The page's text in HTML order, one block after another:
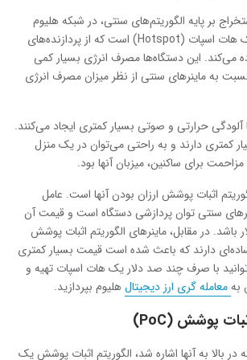
بر پایه الگوریتم‌های سنتی، در شبکه هلیوم
هات اسپات (Hotspot) است که از پردازنده‌های
می‌کند. این دستگاه‌ها مصرف انرژی بسیار کمی
نسبت به ماینرهای سنتی از نظر میزان مصرف انرژی
حرارتی و صوتی بسیار کمتری ایجاد می‌کنند.
کمتری دارند و به راحتی می‌توان در یک منزل
برای ساکنین، میزبان آنها بود.
اثبات پوشش ارزان بودن آنها است. عامل
سنتی توان پردازشی دستگاه است و قیمت آن
باشد. در مقابل، ماینرهای الگوریتم اثبات پوشش
دارند که باعث شده است قیمت بسیار کمتری
با صرف چند صد دلار یک هات اسپات تهیه و
بهمعامله گری ارز دیجیتالهلیوم بپردازید.
پوشش (PoC
)
در بالا به آنها اشاره شد، الگوریتم اثبات پوشش یک